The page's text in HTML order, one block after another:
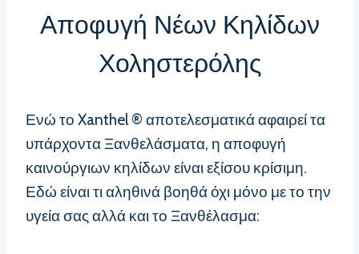
Αποφυγή Νέων Κηλίδων
Χοληστερόλης
Ενώ το Xanthel ® αποτελεσματικά αφαιρεί τα
υπάρχοντα Ξανθελάσματα, η αποφυγή
καινούργιων κηλίδων είναι εξίσου κρίσιμη.
Εδώ είναι τι αληθινά βοηθά όχι μόνο με το την
υγεία σας αλλά και το Ξανθέλασμα: